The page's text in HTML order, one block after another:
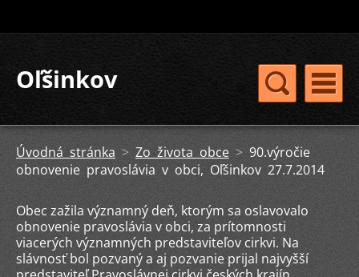
Oľšinkov
Úvodná stránka > Zo života obce > 90.výročie
obnovenie pravoslávia v obci, Oľšinkov 27.7.2014
Obec zažila významný deň, ktorým sa oslavovalo
obnovenie pravoslávia v obci, za prítomnosti
viacerých významných predstaviteľov cirkvi. Na
slávnosť bol pozvaný a aj pozvanie prijal najvyšší